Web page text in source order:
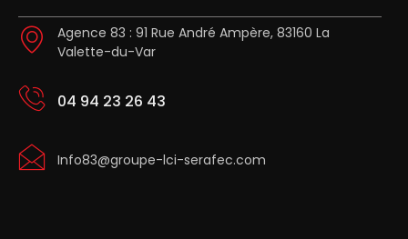
Agence 83 : 91 Rue André Ampère, 83160 La
Valette-du-Var
04 94 23 26 43
Info83@groupe-lci-serafec.com